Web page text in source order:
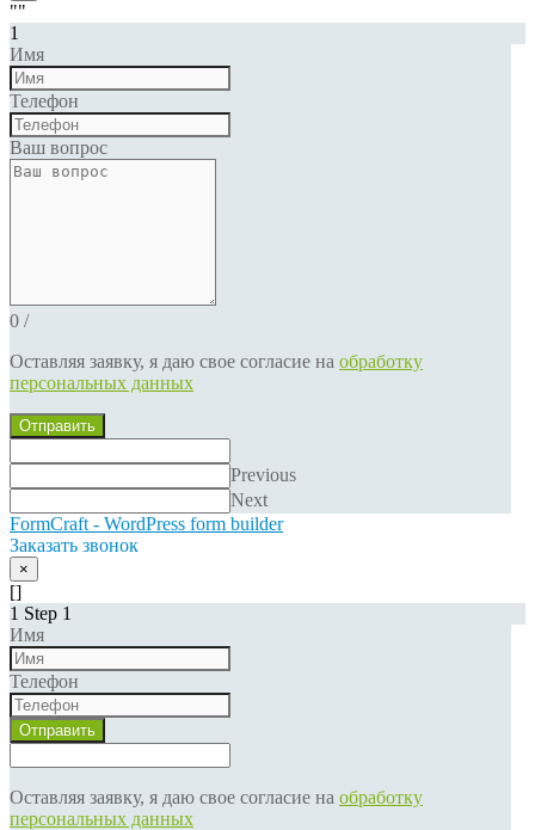
""
1
Имя
Телефон
Ваш вопрос
0 /
Оставляя заявку, я даю свое согласие на обработку
персональных данных
Отправить
Previous
Next
FormCraft - WordPress form builder
Заказать звонок
×
[]
1 Step 1
Имя
Телефон
Отправить
Оставляя заявку, я даю свое согласие на обработку
персональных данных